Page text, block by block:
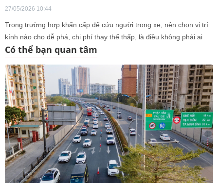
27/05/2026 10:44
Trong trường hợp khẩn cấp để cứu người trong xe, nên chọn vị trí
kính nào cho dễ phá, chi phí thay thế thấp, là điều không phải ai
cũng biết.
Có thể bạn quan tâm